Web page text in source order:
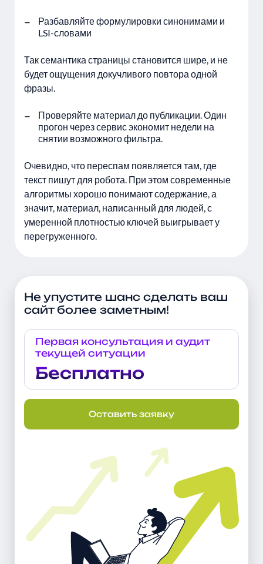
Разбавляйте формулировки синонимами и
LSI-словами
Так семантика страницы становится шире, и не
будет ощущения докучливого повтора одной
фразы.
Проверяйте материал до публикации. Один
прогон через сервис экономит недели на
снятии возможного фильтра.
Очевидно, что переспам появляется там, где
текст пишут для робота. При этом современные
алгоритмы хорошо понимают содержание, а
значит, материал, написанный для людей, с
умеренной плотностью ключей выигрывает у
перегруженного.
Не упустите шанс сделать ваш
сайт более заметным!
Первая консультация и аудит
текущей ситуации
Бесплатно
Оставить заявку